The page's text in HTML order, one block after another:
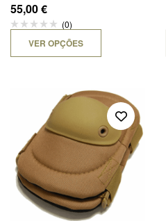
55,00€
(0)
VER OPÇÕES